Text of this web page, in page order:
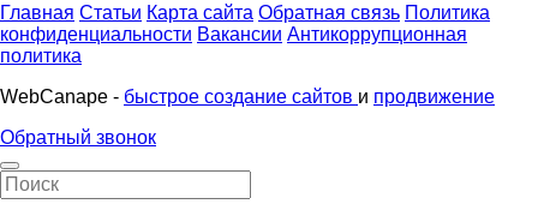
Главная Статьи Карта сайта Обратная связь Политика
конфиденциальности Вакансии Антикоррупционная
политика
WebCanape - быстрое создание сайтов и продвижение
Обратный звонок